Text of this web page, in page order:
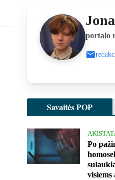
portalo
Savaitės POP
Po
visiems